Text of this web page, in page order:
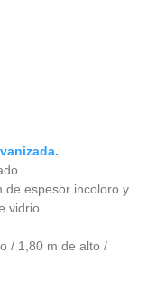
de espesor incoloro y
vidrio.
/ 1,80 m de alto /